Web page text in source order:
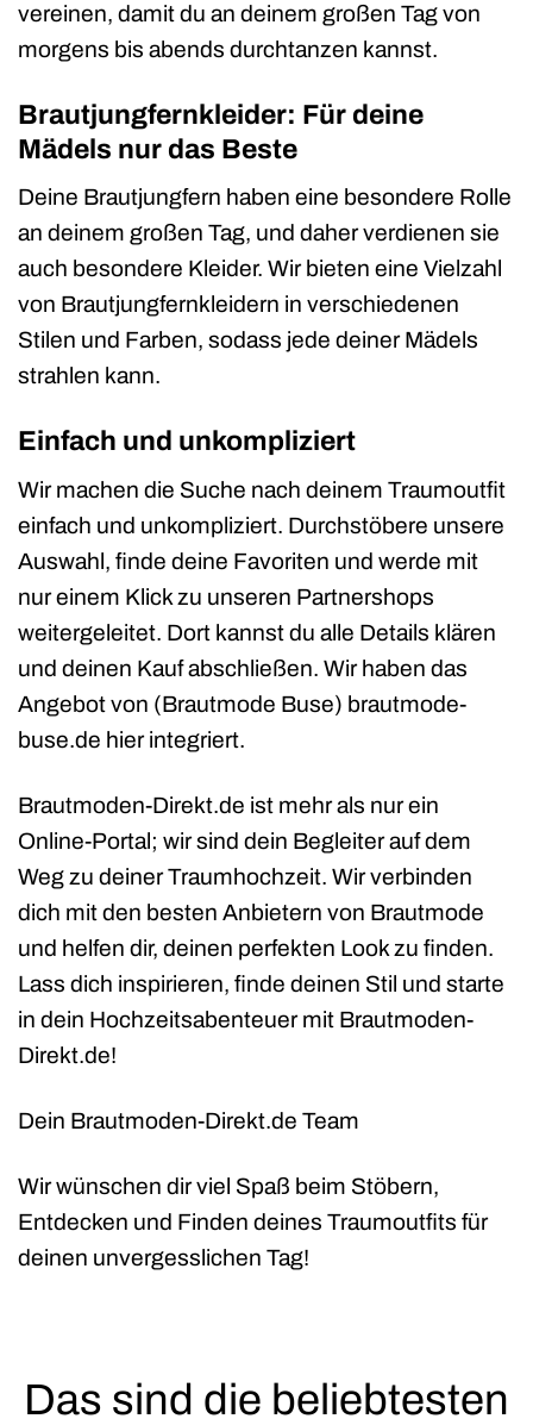
vereinen, damit du an deinem großen Tag von
morgens bis abends durchtanzen kannst.
Brautjungfernkleider: Für deine
Mädels nur das Beste
Deine Brautjungfern haben eine besondere Rolle
an deinem großen Tag, und daher verdienen sie
auch besondere Kleider. Wir bieten eine Vielzahl
von Brautjungfernkleidern in verschiedenen
Stilen und Farben, sodass jede deiner Mädels
strahlen kann.
Einfach und unkompliziert
Wir machen die Suche nach deinem Traumoutfit
einfach und unkompliziert. Durchstöbere unsere
Auswahl, finde deine Favoriten und werde mit
nur einem Klick zu unseren Partnershops
weitergeleitet. Dort kannst du alle Details klären
und deinen Kauf abschließen. Wir haben das
Angebot von (Brautmode Buse) brautmode-
buse.de hier integriert.
Brautmoden-Direkt.de ist mehr als nur ein
Online-Portal; wir sind dein Begleiter auf dem
Weg zu deiner Traumhochzeit. Wir verbinden
dich mit den besten Anbietern von Brautmode
und helfen dir, deinen perfekten Look zu finden.
Lass dich inspirieren, finde deinen Stil und starte
in dein Hochzeitsabenteuer mit Brautmoden-
Direkt.de!
Dein Brautmoden-Direkt.de Team
Wir wünschen dir viel Spaß beim Stöbern,
Entdecken und Finden deines Traumoutfits für
deinen unvergesslichen Tag!
Das sind die beliebtesten